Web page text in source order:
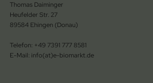
Thomas Daiminger
Heufelder Str. 27
89584 Ehingen (Donau)
Telefon: +49 7391 777 8581
E-Mail: info(at)e-biomarkt.de